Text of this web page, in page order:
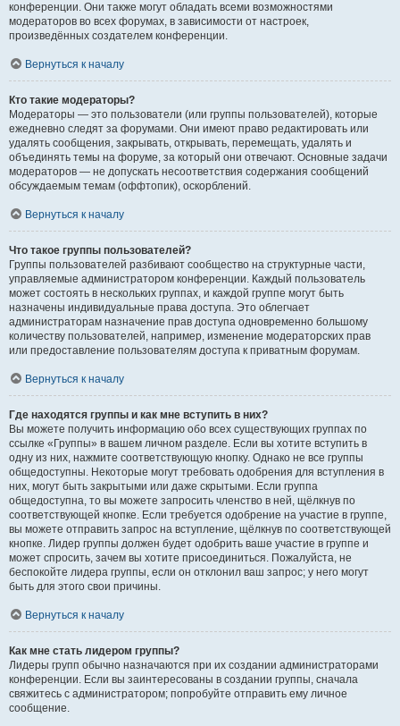
конференции. Они также могут обладать всеми возможностями
модераторов во всех форумах, в зависимости от настроек,
произведённых создателем конференции.
Вернуться к началу
Кто такие модераторы?
Модераторы — это пользователи (или группы пользователей), которые
ежедневно следят за форумами. Они имеют право редактировать или
удалять сообщения, закрывать, открывать, перемещать, удалять и
объединять темы на форуме, за который они отвечают. Основные задачи
модераторов — не допускать несоответствия содержания сообщений
обсуждаемым темам (оффтопик), оскорблений.
Вернуться к началу
Что такое группы пользователей?
Группы пользователей разбивают сообщество на структурные части,
управляемые администратором конференции. Каждый пользователь
может состоять в нескольких группах, и каждой группе могут быть
назначены индивидуальные права доступа. Это облегчает
администраторам назначение прав доступа одновременно большому
количеству пользователей, например, изменение модераторских прав
или предоставление пользователям доступа к приватным форумам.
Вернуться к началу
Где находятся группы и как мне вступить в них?
Вы можете получить информацию обо всех существующих группах по
ссылке «Группы» в вашем личном разделе. Если вы хотите вступить в
одну из них, нажмите соответствующую кнопку. Однако не все группы
общедоступны. Некоторые могут требовать одобрения для вступления в
них, могут быть закрытыми или даже скрытыми. Если группа
общедоступна, то вы можете запросить членство в ней, щёлкнув по
соответствующей кнопке. Если требуется одобрение на участие в группе,
вы можете отправить запрос на вступление, щёлкнув по соответствующей
кнопке. Лидер группы должен будет одобрить ваше участие в группе и
может спросить, зачем вы хотите присоединиться. Пожалуйста, не
беспокойте лидера группы, если он отклонил ваш запрос; у него могут
быть для этого свои причины.
Вернуться к началу
Как мне стать лидером группы?
Лидеры групп обычно назначаются при их создании администраторами
конференции. Если вы заинтересованы в создании группы, сначала
свяжитесь с администратором; попробуйте отправить ему личное
сообщение.